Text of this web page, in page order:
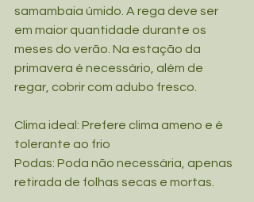
samambaia úmido. A rega deve ser
em maior quantidade durante os
meses do verão. Na estação da
primavera é necessário, além de
regar, cobrir com adubo fresco.
Clima ideal: Prefere clima ameno e é
tolerante ao frio
Podas: Poda não necessária, apenas
retirada de folhas secas e mortas.